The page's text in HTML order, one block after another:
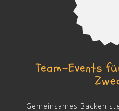
Team-Events
Gemeinsames Backen